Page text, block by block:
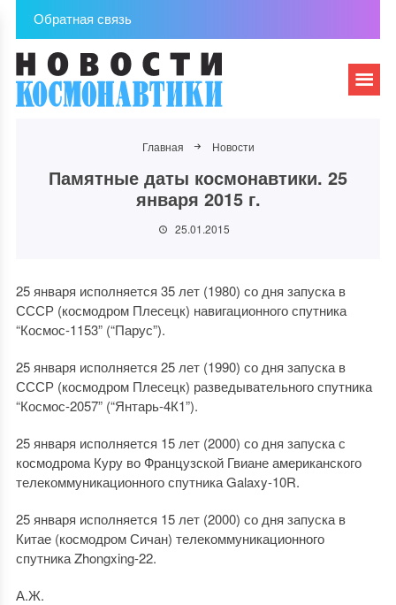
Обратная связь
Главная Новости
Памятные даты космонавтики. 25
января 2015 г.
25.01.2015
25 января исполняется 35 лет (1980) со дня запуска в
СССР (космодром Плесецк) навигационного спутника
“Космос-1153” (“Парус”).
25 января исполняется 25 лет (1990) со дня запуска в
СССР (космодром Плесецк) разведывательного спутника
“Космос-2057” (“Янтарь-4К1”).
25 января исполняется 15 лет (2000) со дня запуска с
космодрома Куру во Французской Гвиане американского
телекоммуникационного спутника Galaxy-10R.
25 января исполняется 15 лет (2000) со дня запуска в
Китае (космодром Сичан) телекоммуникационного
спутника Zhongxing-22.
А.Ж.